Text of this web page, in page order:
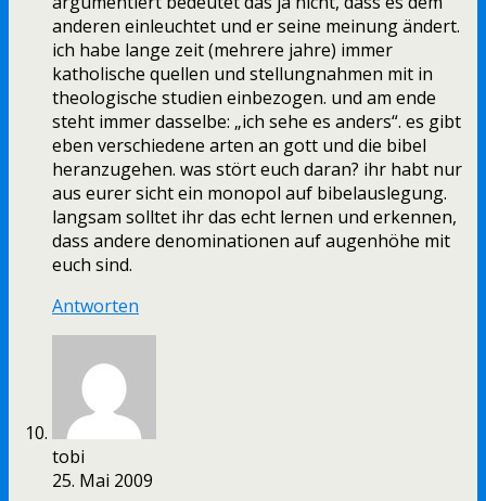
anderen einleuchtet und er seine meinung ändert.
ich habe lange zeit (mehrere jahre) immer
katholische quellen und stellungnahmen mit in
theologische studien einbezogen. und am ende
steht immer dasselbe: „ich sehe es anders“. es gibt
eben verschiedene arten an gott und die bibel
heranzugehen. was stört euch daran? ihr habt nur
aus eurer sicht ein monopol auf bibelauslegung.
langsam solltet ihr das echt lernen und erkennen,
dass andere denominationen auf augenhöhe mit
euch sind.
Antworten
tobi
25. Mai 2009